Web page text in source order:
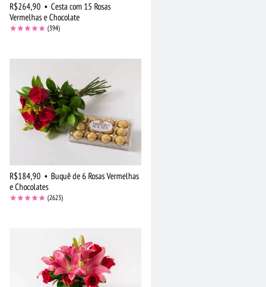
R$264,90 • Cesta com 15 Rosas
Vermelhas e Chocolate
(394)
R$184,90 • Buquê de 6 Rosas Vermelhas
e Chocolates
(2623)